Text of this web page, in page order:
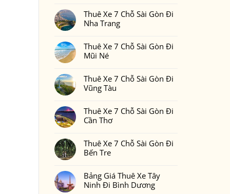
Bao
Nhiêu
Tiền
Đồng
Nai
7
Chỗ
Sài
Bình
Phước
bình
luận
ở
7
Chỗ
Sài
Đà
Lạt
Thuê Xe 7 Chỗ Sài Gòn Đi
Nha Trang
bình
luận
ở
7
Chỗ
Sài
Nha
Trang
Thuê Xe 7 Chỗ Sài Gòn Đi
Mũi Né
bình
luận
ở
7
Chỗ
Sài
Mũi
Né
Thuê Xe 7 Chỗ Sài Gòn Đi
Vũng Tàu
bình
luận
ở
7
Chỗ
Sài
Vũng
Tàu
Thuê Xe 7 Chỗ Sài Gòn Đi
Cần Thơ
bình
luận
ở
7
Chỗ
Sài
Thuê Xe 7 Chỗ Sài Gòn Đi
Bến Tre
bình
luận
ở
Bảng Giá Thuê Xe Tây
Ninh Đi Bình Dương